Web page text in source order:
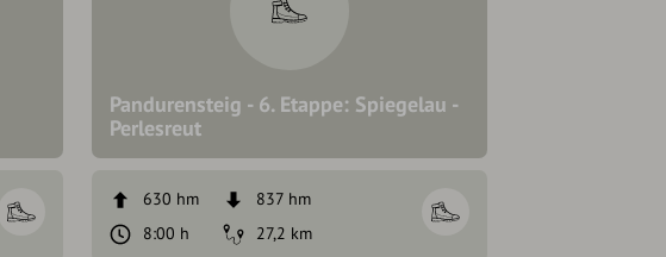
Pandurensteig - 6. Etappe: Spiegelau -
Perlesreut
630 hm
837 hm
8:00 h
27,2 km